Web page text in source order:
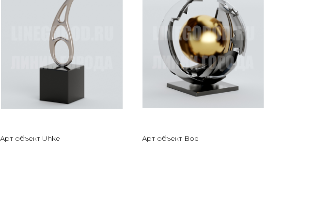
Арт объект Uhke Арт объект Boe